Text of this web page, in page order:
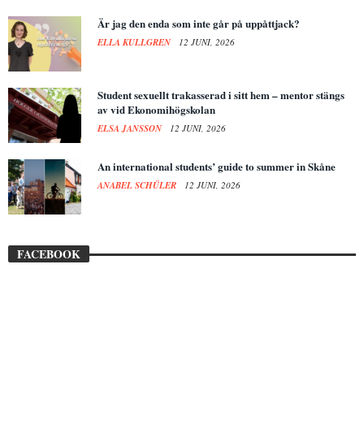
Är jag den enda som inte går på uppåttjack?
ELLA KULLGREN 12 JUNI, 2026
Student sexuellt trakasserad i sitt hem – mentor stängs
av vid Ekonomihögskolan
ELSA JANSSON 12 JUNI, 2026
An international students’ guide to summer in Skåne
ANABEL SCHÜLER 12 JUNI, 2026
FACEBOOK